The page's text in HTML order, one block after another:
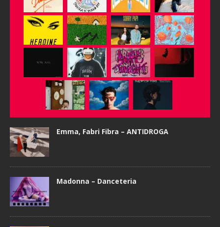
Emma, Fabri Fibra – ANTIDROGA
Madonna – Danceteria